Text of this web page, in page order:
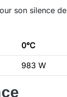
son silence de
0°C
983 W